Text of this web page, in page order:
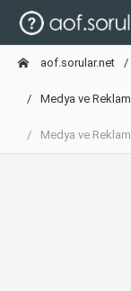
aof.sorular.net
Medya ve Reklam
Medya ve